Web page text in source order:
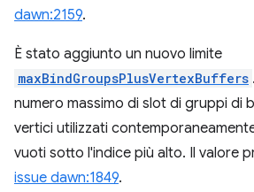
dawn:2159.
È stato aggiunto un nuovo limite
maxBindGroupsPlusVertexBuffers
numero massimo di slot di gruppi di
vertici utilizzati
vuoti sotto l'indice più alto. Il valore
issue dawn:1849.